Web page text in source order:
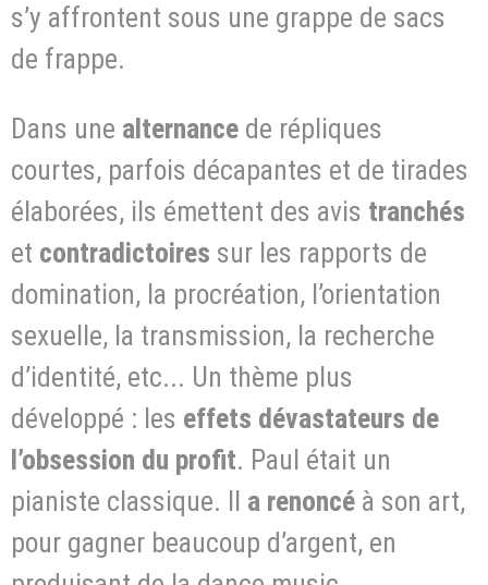
s’y affrontent sous une grappe de sacs
de frappe.
Dans une alternance de répliques
courtes, parfois décapantes et de tirades
élaborées, ils émettent des avis tranchés
et contradictoires sur les rapports de
domination, la procréation, l’orientation
sexuelle, la transmission, la recherche
d’identité, etc... Un thème plus
développé : les effets dévastateurs de
l’obsession du profit. Paul était un
pianiste classique. Il a renoncé à son art,
pour gagner beaucoup d’argent, en